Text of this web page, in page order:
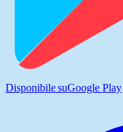
Disponibile suGoogle Play